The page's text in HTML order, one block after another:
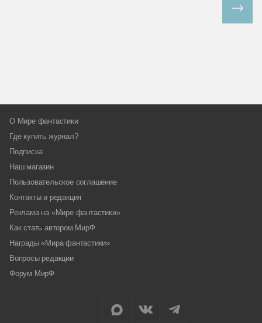
О Мире фантастики
Где купить журнал?
Подписка
Наш магазин
Пользовательское соглашение
Контакты и редакция
Реклама на «Мире фантастики»
Как стать автором МирФ
Награды «Мира фантастики»
Вопросы редакции
Форум МирФ